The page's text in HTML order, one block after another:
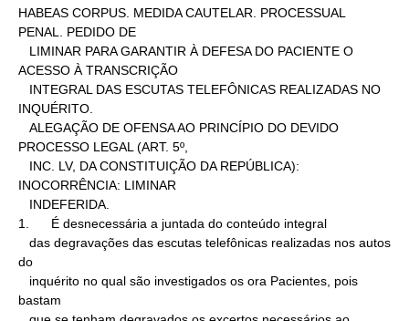
HABEAS CORPUS. MEDIDA CAUTELAR. PROCESSUAL
PENAL. PEDIDO DE
ACESSO À TRANSCRIÇÃO
INQUÉRITO.
PROCESSO LEGAL (ART. 5º,
INOCORRÊNCIA: LIMINAR
1.      É desnecessária a juntada do conteúdo integral
do
bastam